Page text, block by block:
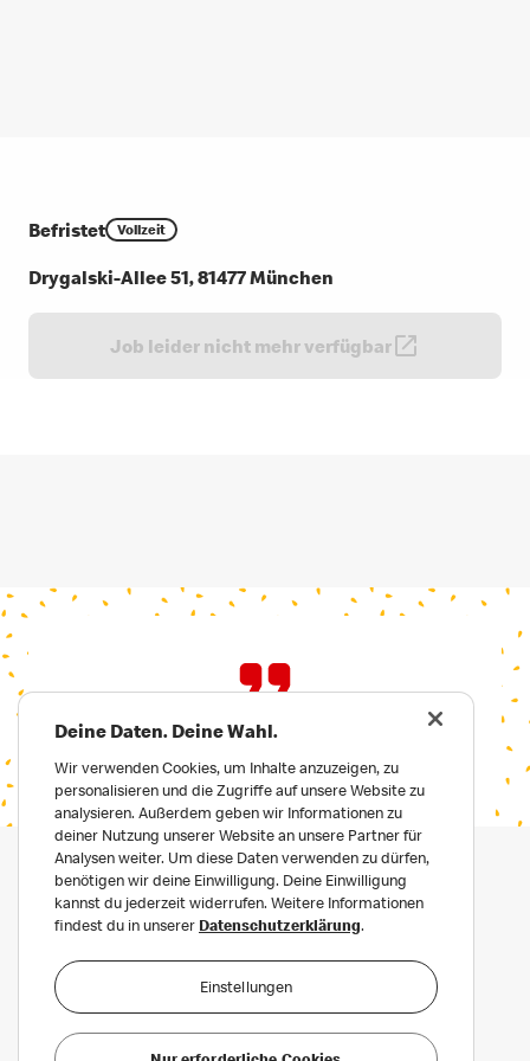
Befristet Vollzeit
Drygalski-Allee 51, 81477 München
Job leider nicht mehr verfügbar
Deine Daten. Deine Wahl.
Wir verwenden Cookies, um Inhalte anzuzeigen, zu
personalisieren und die Zugriffe auf unsere Website zu
analysieren. Außerdem geben wir Informationen zu
deiner Nutzung unserer Website an unsere Partner für
Analysen weiter. Um diese Daten verwenden zu dürfen,
benötigen wir deine Einwilligung. Deine Einwilligung
kannst du jederzeit widerrufen. Weitere Informationen
findest du in unserer Datenschutzerklärung.
Einstellungen